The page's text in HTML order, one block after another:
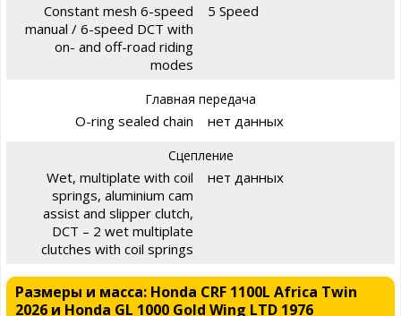
Constant mesh 6-speed
manual / 6-speed DCT with
on- and off-road riding
modes
5 Speed
Главная передача
O-ring sealed chain нет данных
Сцепление
Wet, multiplate with coil
springs, aluminium cam
assist and slipper clutch,
DCT – 2 wet multiplate
clutches with coil springs
нет данных
Размеры и масса: Honda CRF 1100L Africa Twin
2026 и Honda GL 1000 Gold Wing LTD 1976